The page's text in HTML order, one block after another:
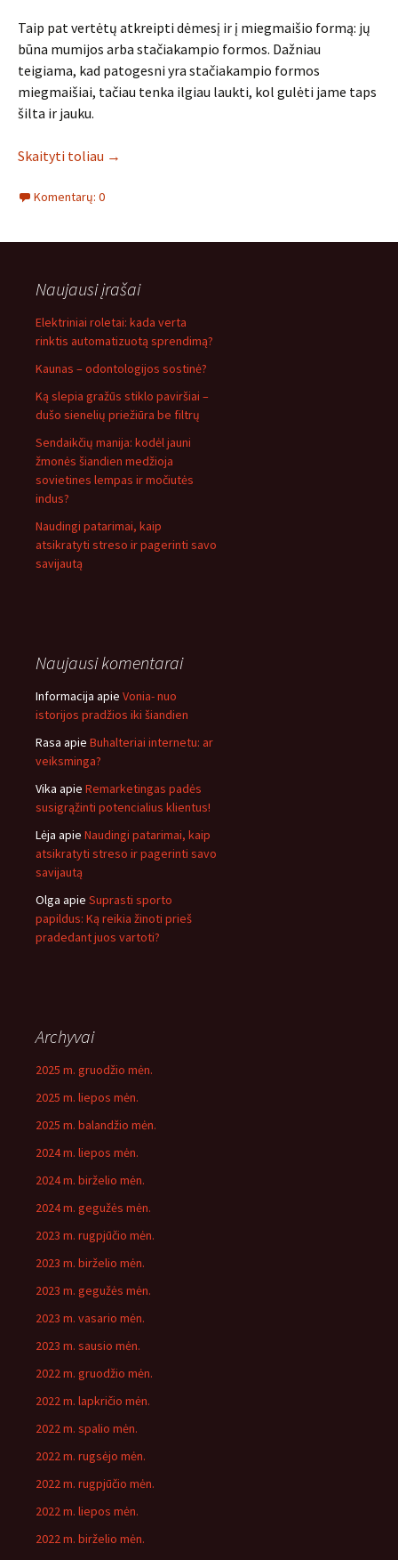
Taip pat vertėtų atkreipti dėmesį ir į miegmaišio formą: jų
būna mumijos arba stačiakampio formos. Dažniau
teigiama, kad patogesni yra stačiakampio formos
miegmaišiai, tačiau tenka ilgiau laukti, kol gulėti jame taps
šilta ir jauku.
Skaityti toliau →
Komentarų: 0
Naujausi įrašai
Elektriniai roletai: kada verta
rinktis automatizuotą sprendimą?
Kaunas – odontologijos sostinė?
Ką slepia gražūs stiklo paviršiai –
dušo sienelių priežiūra be filtrų
Sendaikčių manija: kodėl jauni
žmonės šiandien medžioja
sovietines lempas ir močiutės
indus?
Naudingi patarimai, kaip
atsikratyti streso ir pagerinti savo
savijautą
Naujausi komentarai
Informacija apie Vonia- nuo
istorijos pradžios iki šiandien
Rasa apie Buhalteriai internetu: ar
veiksminga?
Vika apie Remarketingas padės
susigrąžinti potencialius klientus!
Lėja apie Naudingi patarimai, kaip
atsikratyti streso ir pagerinti savo
savijautą
Olga apie Suprasti sporto
papildus: Ką reikia žinoti prieš
pradedant juos vartoti?
Archyvai
2025 m. gruodžio mėn.
2025 m. liepos mėn.
2025 m. balandžio mėn.
2024 m. liepos mėn.
2024 m. birželio mėn.
2024 m. gegužės mėn.
2023 m. rugpjūčio mėn.
2023 m. birželio mėn.
2023 m. gegužės mėn.
2023 m. vasario mėn.
2023 m. sausio mėn.
2022 m. gruodžio mėn.
2022 m. lapkričio mėn.
2022 m. spalio mėn.
2022 m. rugsėjo mėn.
2022 m. rugpjūčio mėn.
2022 m. liepos mėn.
2022 m. birželio mėn.